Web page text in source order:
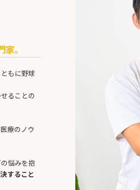
。
もに野球
ることの
療のノウ
悩みを抱
すること